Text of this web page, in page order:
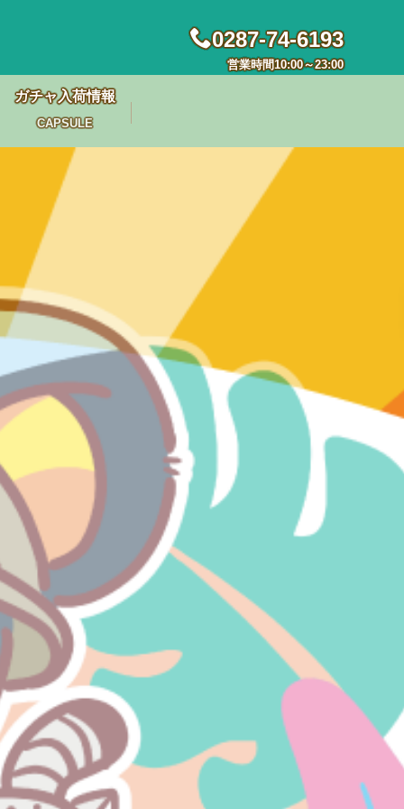
0287-74-6193
営業時間10:00～23:00
ガチャ入荷情報
CAPSULE